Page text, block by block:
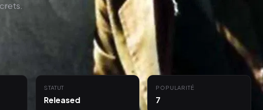
STATUT
Released
POPULARITÉ
7